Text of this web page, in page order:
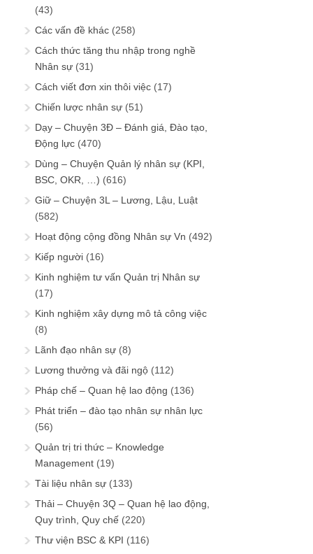
(43)
Các vấn đề khác (258)
Cách thức tăng thu nhập trong nghề
Nhân sự (31)
Cách viết đơn xin thôi việc (17)
Chiến lược nhân sự (51)
Dạy – Chuyện 3Đ – Đánh giá, Đào tạo,
Động lực (470)
Dùng – Chuyện Quản lý nhân sự (KPI,
BSC, OKR, …) (616)
Giữ – Chuyện 3L – Lương, Lậu, Luật
(582)
Hoạt động cộng đồng Nhân sự Vn (492)
Kiếp người (16)
Kinh nghiệm tư vấn Quản trị Nhân sự
(17)
Kinh nghiệm xây dựng mô tả công việc
(8)
Lãnh đạo nhân sự (8)
Lương thưởng và đãi ngộ (112)
Pháp chế – Quan hệ lao động (136)
Phát triển – đào tạo nhân sự nhân lực
(56)
Quản trị tri thức – Knowledge
Management (19)
Tài liệu nhân sự (133)
Thải – Chuyện 3Q – Quan hệ lao động,
Quy trình, Quy chế (220)
Thư viện BSC & KPI (116)